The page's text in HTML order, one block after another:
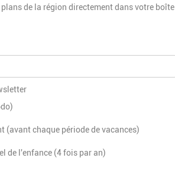
de la région directement dans votre boîte
(avant chaque période de vacances)
de l'enfance (4 fois par an)